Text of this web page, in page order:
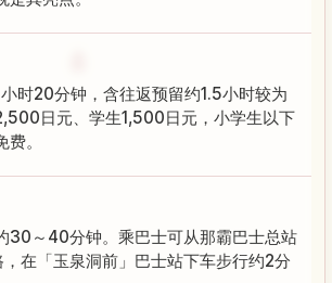
时20分钟，含往返预留约1.5小时较为
日元、学生1,500日元，小学生以下
。
30～40分钟。乘巴士可从那霸巴士总站
在「玉泉洞前」巴士站下车步行约2分